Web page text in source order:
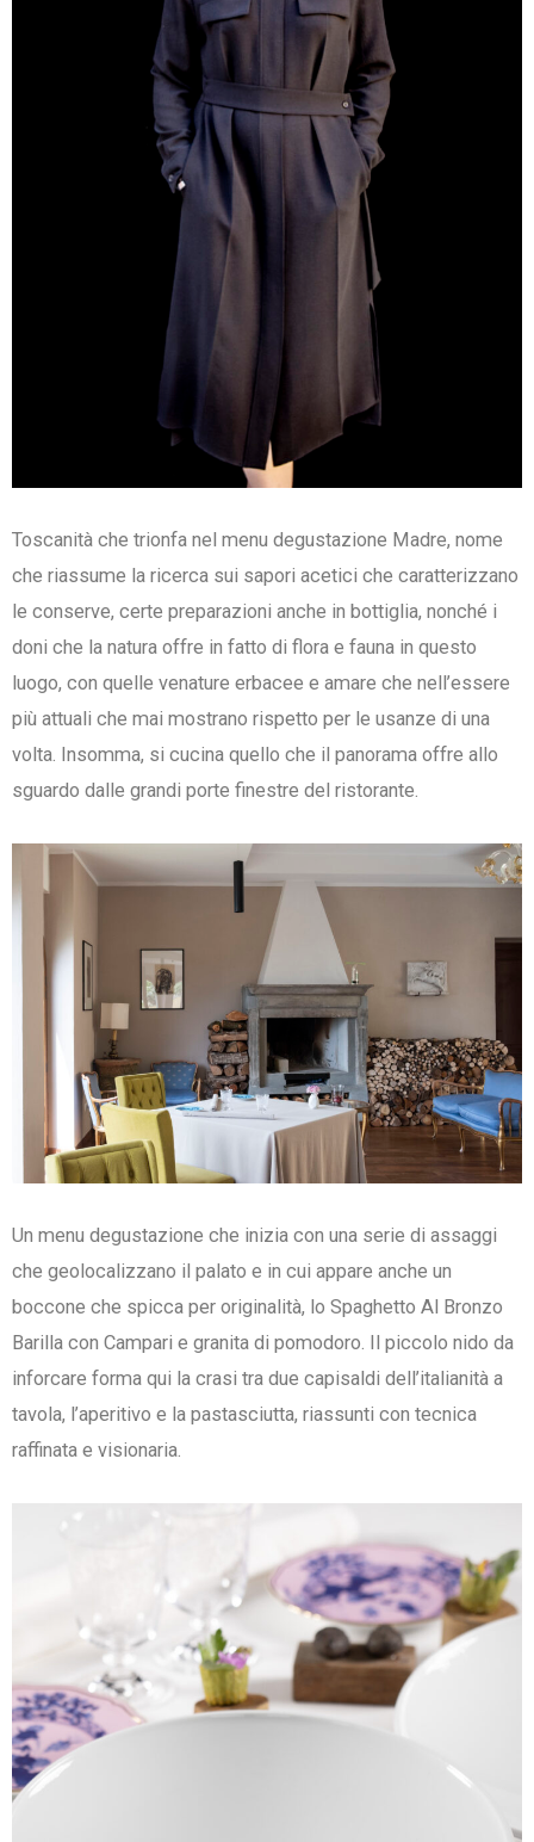
Toscanità che trionfa nel menu degustazione Madre, nome
che riassume la ricerca sui sapori acetici che caratterizzano
le conserve, certe preparazioni anche in bottiglia, nonché i
doni che la natura offre in fatto di flora e fauna in questo
luogo, con quelle venature erbacee e amare che nell’essere
più attuali che mai mostrano rispetto per le usanze di una
volta. Insomma, si cucina quello che il panorama offre allo
sguardo dalle grandi porte finestre del ristorante.
Un menu degustazione che inizia con una serie di assaggi
che geolocalizzano il palato e in cui appare anche un
boccone che spicca per originalità, lo Spaghetto Al Bronzo
Barilla con Campari e granita di pomodoro. Il piccolo nido da
inforcare forma qui la crasi tra due capisaldi dell’italianità a
tavola, l’aperitivo e la pastasciutta, riassunti con tecnica
raffinata e visionaria.